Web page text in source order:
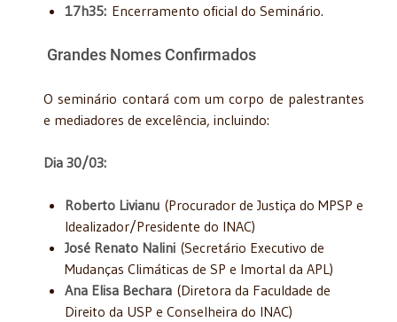
17h35: Encerramento oficial do Seminário.
Grandes Nomes Confirmados
O seminário contará com um corpo de palestrantes
e mediadores de excelência, incluindo:
Dia 30/03:
Roberto Livianu (Procurador de Justiça do MPSP e
Idealizador/Presidente do INAC)
José Renato Nalini (Secretário Executivo de
Mudanças Climáticas de SP e Imortal da APL)
Ana Elisa Bechara (Diretora da Faculdade de
Direito da USP e Conselheira do INAC)